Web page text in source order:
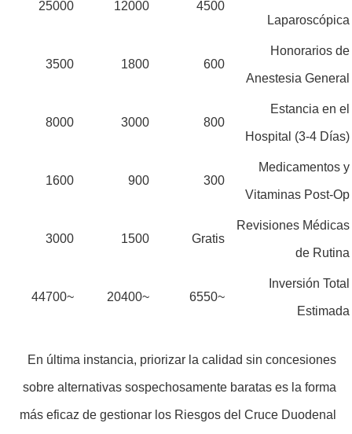
Laparoscópica
4500
12000
25000
Honorarios de
Anestesia General
600
1800
3500
Estancia en el
Hospital (3-4 Días)
800
3000
8000
Medicamentos y
Vitaminas Post-Op
300
900
1600
Revisiones Médicas
de Rutina
Gratis
1500
3000
Inversión Total
Estimada
~6550
~20400
~44700
En última instancia, priorizar la calidad sin concesiones
sobre alternativas sospechosamente baratas es la forma
más eficaz de gestionar los Riesgos del Cruce Duodenal